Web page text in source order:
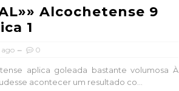
Alcochetense 9
1
ago 0
aplica goleada bastante volumosa À
acontecer um resultado co...